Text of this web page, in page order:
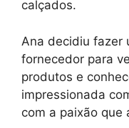
calçados.
Ana decidiu fazer
fornecedor para
produtos e
impressionada
com a paixão que